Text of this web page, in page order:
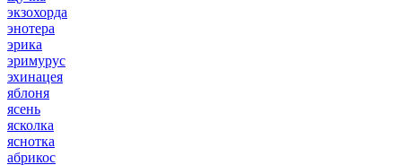
экзохорда
энотера
эрика
эримурус
эхинацея
яблоня
ясень
ясколка
яснотка
абрикос